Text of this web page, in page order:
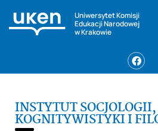
Uniwersytet Komisji
Edukacji Narodowej
w Krakowie
INSTYTUT SOCJOLOGII,
KOGNITYWISTYKI I